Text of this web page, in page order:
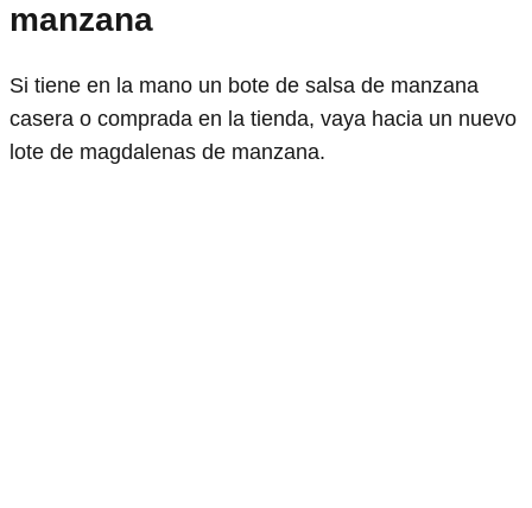
manzana
Si tiene en la mano un bote de salsa de manzana
casera o comprada en la tienda, vaya hacia un nuevo
lote de magdalenas de manzana.